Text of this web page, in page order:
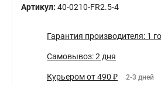
Артикул: 40-0210-FR2.5-4
Гарантия производителя: 1
Самовывоз: 2 дня
Курьером от 490 ₽ 2-3 дней